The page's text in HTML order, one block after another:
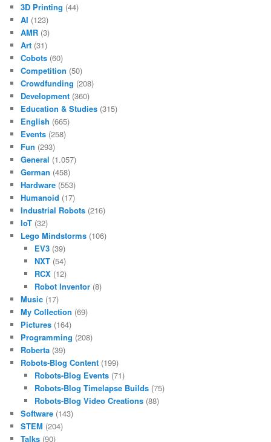
3D Printing (44)
AI (123)
AMR (3)
Art (31)
Cobots (60)
Competition (50)
Crowdfunding (208)
Development (360)
Education & Studies (315)
English (665)
Events (258)
Fun (293)
General (1.057)
German (458)
Hardware (553)
Humanoid (17)
Industrial Robots (216)
IoT (32)
Lego Mindstorms (106)
EV3(39)
NXT(54)
RCX(12)
Robot Inventor(8)
Music (17)
My Collection (69)
Pictures (164)
Programming (208)
Roberta (39)
Robots-Blog Content (199)
Robots-Blog Events(71)
Robots-Blog Timelapse Builds(75)
Robots-Blog Video Creations(88)
Software (143)
STEM (204)
Talks (90)